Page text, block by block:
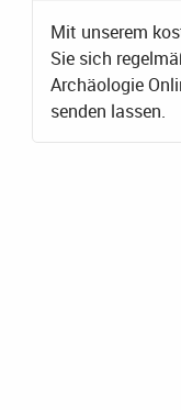
Mit unserem
Sie sich
Archäologie
senden lassen.